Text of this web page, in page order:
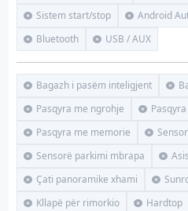
Sistem start/stop
Android
Bluetooth
USB / AUX
Bagazh i pasëm inteligjent
Pasqyra me ngrohje
Pasqyra me memorie
Sensorë parkimi mbrapa
Çati panoramike xhami
Kllapë për rimorkio
Hardtop